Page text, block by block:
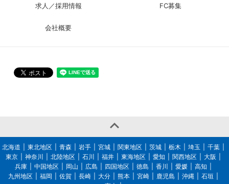
求人／採用情報 FC募集
会社概要

北海道 東北地区 青森 岩手 宮城 関東地区 茨城 栃木 埼玉
千葉
東京
神奈川 北陸地区 石川 福井 東海地区 愛知 関西地区
大阪
兵庫
中国地区 岡山 広島 四国地区 徳島 香川 愛媛
高知
九州地区
福岡 佐賀 長崎 大分 熊本 宮崎 鹿児島 沖縄
石垣